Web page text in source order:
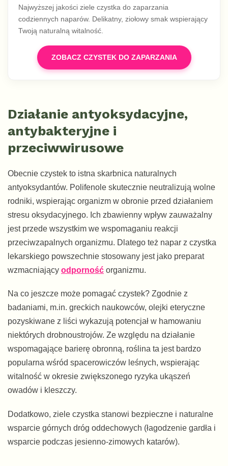
Najwyższej jakości ziele czystka do zaparzania
codziennych naparów. Delikatny, ziołowy smak wspierający
Twoją naturalną witalność.
ZOBACZ CZYSTEK DO ZAPARZANIA
Działanie antyoksydacyjne,
antybakteryjne i
przeciwwirusowe
Obecnie czystek to istna skarbnica naturalnych
antyoksydantów. Polifenole skutecznie neutralizują wolne
rodniki, wspierając organizm w obronie przed działaniem
stresu oksydacyjnego. Ich zbawienny wpływ zauważalny
jest przede wszystkim we wspomaganiu reakcji
przeciwzapalnych organizmu. Dlatego też napar z czystka
lekarskiego powszechnie stosowany jest jako preparat
wzmacniający odporność organizmu.
Na co jeszcze może pomagać czystek? Zgodnie z
badaniami, m.in. greckich naukowców, olejki eteryczne
pozyskiwane z liści wykazują potencjał w hamowaniu
niektórych drobnoustrojów. Ze względu na działanie
wspomagające barierę obronną, roślina ta jest bardzo
popularna wśród spacerowiczów leśnych, wspierając
witalność w okresie zwiększonego ryzyka ukąszeń
owadów i kleszczy.
Dodatkowo, ziele czystka stanowi bezpieczne i naturalne
wsparcie górnych dróg oddechowych (łagodzenie gardła i
wsparcie podczas jesienno-zimowych katarów).